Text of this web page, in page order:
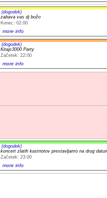
(dogodek)
zabava vas dj božo
Konec: 02:00
more info
(dogodek)
Kitajc3000 Party
Začetek: 22:00
more info
(dogodek)
koncert zlatih kastriotov prestavljamo na drug
Začetek: 23:00
more info